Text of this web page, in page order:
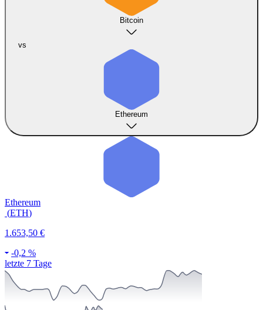
Bitcoin
vs
Ethereum
Ethereum
(ETH)
1.653,50 €
-0,2 %
letzte 7 Tage